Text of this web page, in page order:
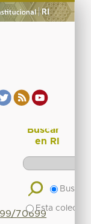
70699
Buscar
en RI
Buscar
Esta